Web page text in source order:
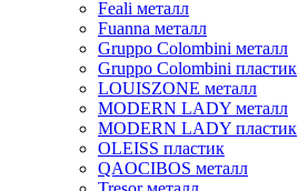
Feali металл
Fuanna металл
Gruppo Colombini металл
Gruppo Colombini пластик
LOUISZONE металл
MODERN LADY металл
MODERN LADY пластик
OLEISS пластик
QAOCIBOS металл